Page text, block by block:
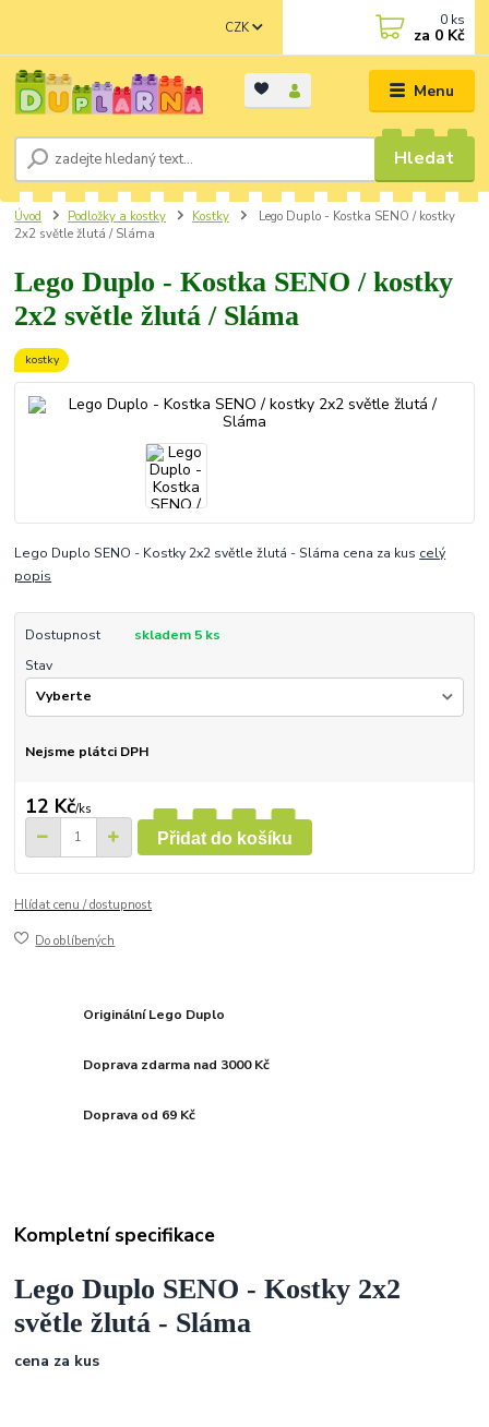
Menu
CZK
Hledat
0 ks
za 0 Kč
Úvod Podložky a kostky Kostky
Lego Duplo - Kostka SENO / kostky
2x2 světle žlutá / Sláma
Lego Duplo - Kostka SENO / kostky
2x2 světle žlutá / Sláma
kostky
Lego Duplo SENO - Kostky 2x2 světle žlutá - Sláma cena za kus celý
popis
Dostupnost
skladem 5 ks
Stav
Nejsme plátci DPH
12 Kč/ks
Přidat do košíku
Hlídat cenu / dostupnost
Do oblíbených
Originální Lego Duplo
Doprava zdarma nad 3000 Kč
Doprava od 69 Kč
Kompletní specifikace
Lego Duplo SENO - Kostky 2x2
světle žlutá - Sláma
cena za kus